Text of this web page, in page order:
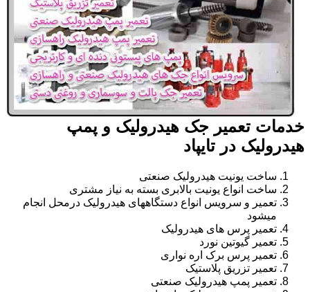
خدمات تعمیر جک هیدرولیک و پمپ
هیدرولیک در تایپاد
ساخت یونیت هیدرولیک صنعتی
ساخت انواع یونیت بالابری بسته به نیاز مشتری
تعمیر و سرویس انواع دستگاههای هیدرولیک درمحل انجام
میشود
تعمیر پرس های هیدرولیک
تعمیر گیوتین نورد
تعمیر پرس برک اره نواری
تعمیر تزریق پلاستیک
تعمیر پمپ هیدرولیک صنعتی